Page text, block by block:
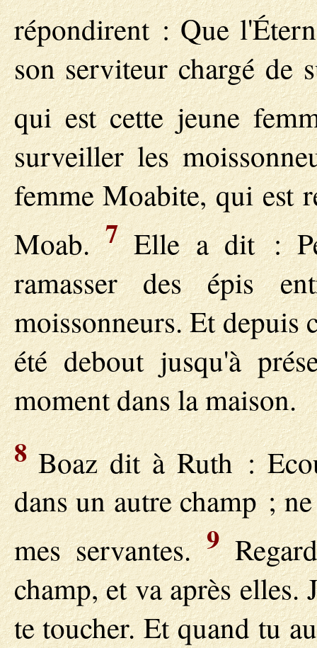
répondirent : Que
son serviteur chargé de
qui est cette jeune
surveiller les
femme Moabite, qui est
Moab.7Elle a dit :
ramasser des épis
moissonneurs. Et depuis
été debout jusqu'à
moment dans la maison.
8Boaz dit à Ruth :
dans un autre champ ;
mes servantes.9
champ, et va après elles.
te toucher. Et quand tu